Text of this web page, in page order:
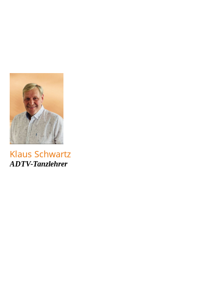
Klaus Schwartz
ADTV-Tanzlehrer